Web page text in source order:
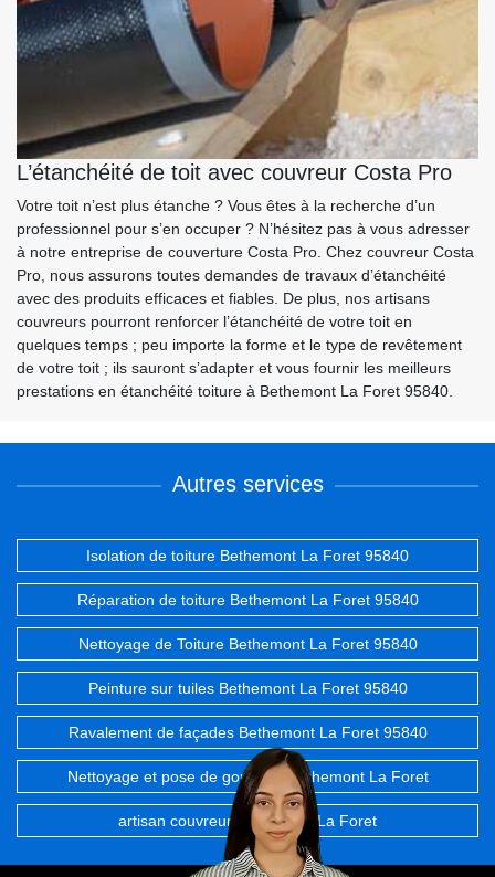
L’étanchéité de toit avec couvreur Costa Pro
Votre toit n’est plus étanche ? Vous êtes à la recherche d’un
professionnel pour s’en occuper ? N’hésitez pas à vous adresser
à notre entreprise de couverture Costa Pro. Chez couvreur Costa
Pro, nous assurons toutes demandes de travaux d’étanchéité
avec des produits efficaces et fiables. De plus, nos artisans
couvreurs pourront renforcer l’étanchéité de votre toit en
quelques temps ; peu importe la forme et le type de revêtement
de votre toit ; ils sauront s’adapter et vous fournir les meilleurs
prestations en étanchéité toiture à Bethemont La Foret 95840.
Autres services
Isolation de toiture Bethemont La Foret 95840
Réparation de toiture Bethemont La Foret 95840
Nettoyage de Toiture Bethemont La Foret 95840
Peinture sur tuiles Bethemont La Foret 95840
Ravalement de façades Bethemont La Foret 95840
Nettoyage et pose de gouttière Bethemont La Foret
artisan couvreur Bethemont La Foret